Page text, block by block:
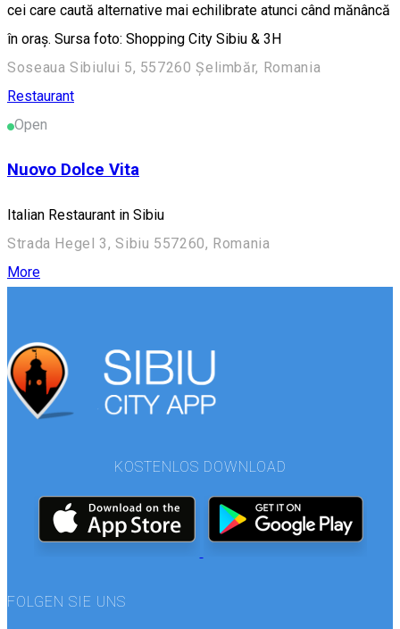
cei care caută alternative mai echilibrate atunci când mănâncă
în oraș. Sursa foto: Shopping City Sibiu & 3H
Soseaua Sibiului 5, 557260 Șelimbăr, Romania
Restaurant
Open
Nuovo Dolce Vita
Italian Restaurant in Sibiu
Strada Hegel 3, Sibiu 557260, Romania
More
KOSTENLOS DOWNLOAD
FOLGEN SIE UNS